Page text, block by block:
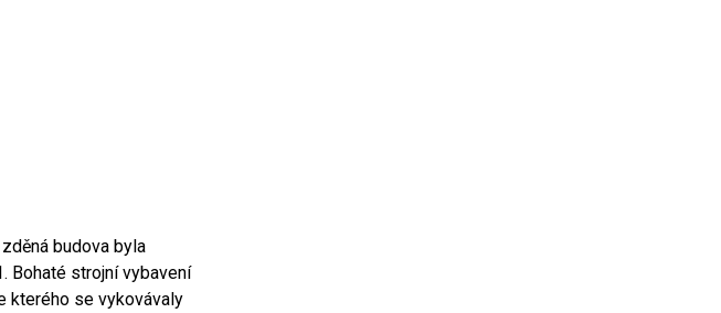
budova byla
Bohaté strojní vybavení
kterého se vykovávaly